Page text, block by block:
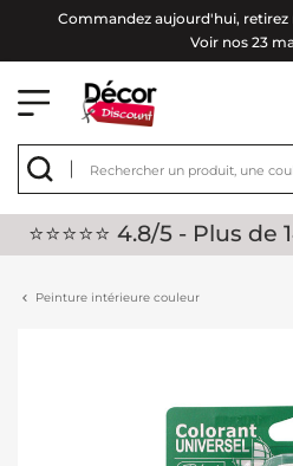
Commandez aujourd'hui, retirez
Voir nos 23
⭐⭐⭐⭐⭐ 4.8/5 - Plus
Peinture intérieure couleur